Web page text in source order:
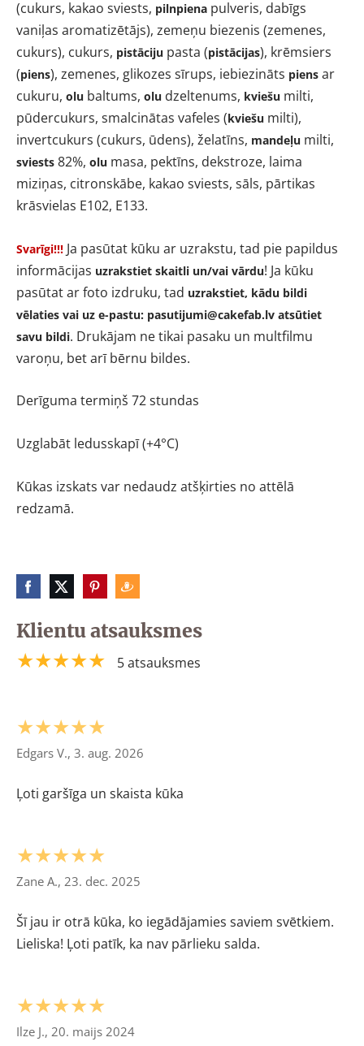
(cukurs, kakao sviests, pilnpiena pulveris, dabīgs
vaniļas aromatizētājs), zemeņu biezenis (zemenes,
cukurs), cukurs, pistāciju pasta (pistācijas), krēmsiers
(piens), zemenes, glikozes sīrups, iebiezināts piens ar
cukuru, olu baltums, olu dzeltenums, kviešu milti,
pūdercukurs, smalcinātas vafeles (kviešu milti),
invertcukurs (cukurs, ūdens), želatīns, mandeļu milti,
sviests 82%, olu masa, pektīns, dekstroze, laima
miziņas, citronskābe, kakao sviests, sāls, pārtikas
krāsvielas E102, E133.
Svarīgi!!! Ja pasūtat kūku ar uzrakstu, tad pie papildus
informācijas uzrakstiet skaitli un/vai vārdu! Ja kūku
pasūtat ar foto izdruku, tad uzrakstiet, kādu bildi
vēlaties vai uz e-pastu: pasutijumi@cakefab.lv atsūtiet
savu bildi. Drukājam ne tikai pasaku un multfilmu
varoņu, bet arī bērnu bildes.
Derīguma termiņš 72 stundas
Uzglabāt ledusskapī (+4°C)
Kūkas izskats var nedaudz atšķirties no attēlā
redzamā.
Klientu atsauksmes
★★★★★ 5 atsauksmes
★★★★★
Edgars V., 3. aug. 2026
Ļoti garšīga un skaista kūka
★★★★★
Zane A., 23. dec. 2025
Šī jau ir otrā kūka, ko iegādājamies saviem svētkiem.
Lieliska! Ļoti patīk, ka nav pārlieku salda.
★★★★★
Ilze J., 20. maijs 2024